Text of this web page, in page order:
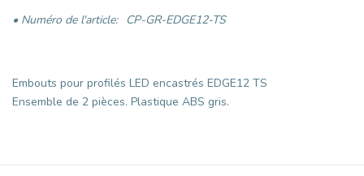
• Numéro de l'article: CP-GR-EDGE12-TS
Embouts pour profilés LED encastrés EDGE12 TS
Ensemble de 2 pièces. Plastique ABS gris.